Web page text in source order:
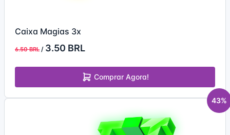
Caixa Magias 3x
6.50 BRL / 3.50 BRL
Comprar Agora!
43%